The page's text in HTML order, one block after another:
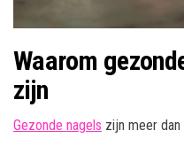
Waarom
zijn
Gezonde nagels zijn meer dan